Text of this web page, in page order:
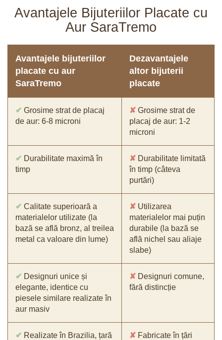
Avantajele Bijuteriilor Placate cu
Aur SaraTremo
Avantajele bijuteriilor
placate cu aur
SaraTremo
Dezavantajele
altor bijuterii
placate
✔ Grosime strat de placaj
de aur: 6-8 microni
✘ Grosime strat de
placaj de aur: 1-2
microni
✔ Durabilitate maximă în
timp
✘ Durabilitate limitată
în timp (câteva
purtări)
✔ Calitate superioară a
materialelor utilizate (la
bază se află bronz, al treilea
metal ca valoare din lume)
✘ Utilizarea
materialelor mai puțin
durabile (la bază se
află nichel sau aliaje
slabe)
✔ Designuri unice și
elegante, identice cu
piesele similare realizate în
aur masiv
✘ Designuri comune,
fără distincție
✔ Realizate în Brazilia, țară
✘ Fabricate în țări